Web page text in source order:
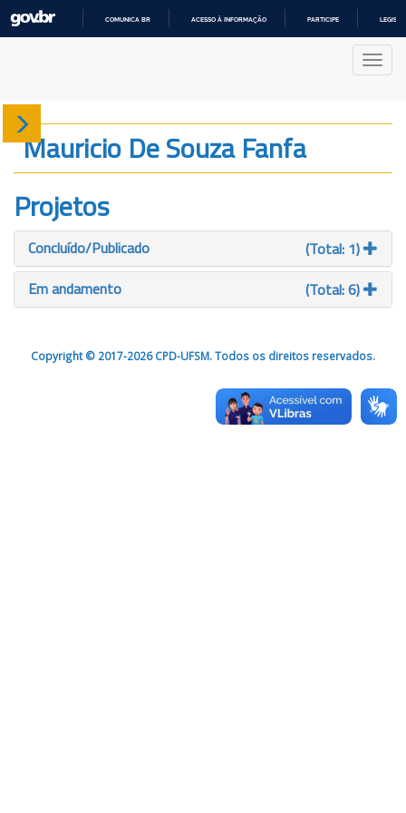
COMUNICA BR ACESSO À INFORMAÇÃO PARTICIPE
Sobre
Produção
Projetos
Gráficos
Mauricio De Souza Fanfa
Projetos
Concluído/Publicado
(Total: 1)
Em andamento
(Total: 6)
Copyright © 2017-2026 CPD-UFSM. Todos os direitos reservados.